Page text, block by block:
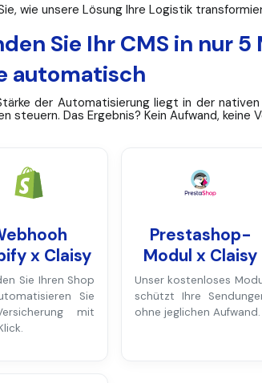
wie unsere Lösung Ihre Logistik
Sie Ihr CMS in nur
automatisch
der Automatisierung liegt in der
steuern. Das Ergebnis? Kein Aufwand,
x Claisy
Sie Ihren Shop
Sie
mit
Prestashop-
Modul x Claisy
Unser kostenloses
schützt Ihre
ohne jeglichen Aufwand.